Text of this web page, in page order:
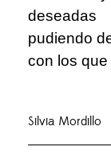
pudiendo
con los que
Silvia Mordillo